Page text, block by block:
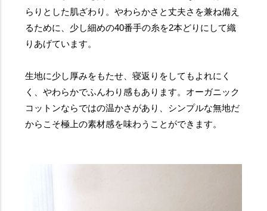
らりとした肌ざわり。やわらかさと丈夫さを兼ね備え
るために、少し細めの40番手の糸を2本どりにして織
りあげています。
生地に少し厚みをもたせ、寝返りをしてもよれにく
く、やわらかでふんわり感もあります。オーガニック
コットンならではの温かさがあり、シンプルな無地だ
からこそ極上の素材感を味わうことができます。